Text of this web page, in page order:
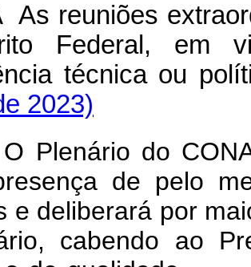
As reuniões
Federal, em
técnica
2023)
Plenário do
de pelo
e deliberará por
cabendo ao